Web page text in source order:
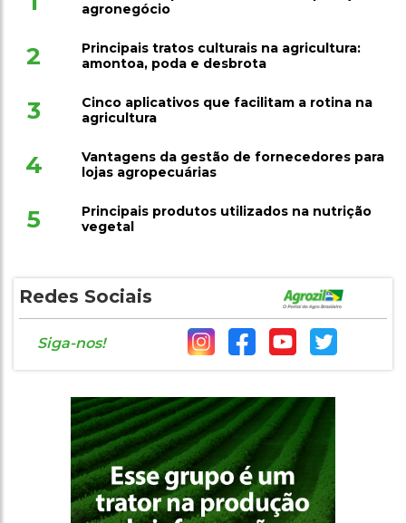
agronegócio
2
Principais tratos culturais na agricultura:
amontoa, poda e desbrota
3
Cinco aplicativos que facilitam a rotina na
agricultura
4
Vantagens da gestão de fornecedores para
lojas agropecuárias
5
Principais produtos utilizados na nutrição
vegetal
Redes Sociais
Siga-nos!